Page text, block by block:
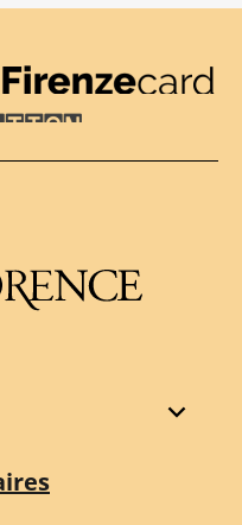
Firenze Card
Florence